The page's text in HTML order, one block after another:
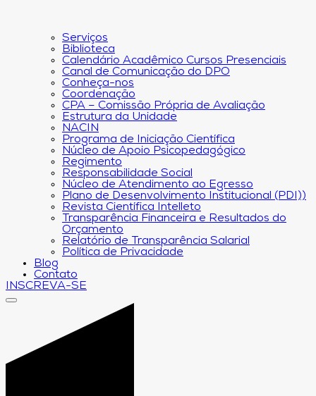
Serviços
Biblioteca
Calendário Acadêmico Cursos Presenciais
Canal de Comunicação do DPO
Conheça-nos
Coordenação
CPA – Comissão Própria de Avaliação
Estrutura da Unidade
NACIN
Programa de Iniciação Científica
Núcleo de Apoio Psicopedagógico
Regimento
Responsabilidade Social
Núcleo de Atendimento ao Egresso
Plano de Desenvolvimento Institucional (PDI))
Revista Científica Intelleto
Transparência Financeira e Resultados do
Orçamento
Relatório de Transparência Salarial
Política de Privacidade
Blog
Contato
INSCREVA-SE